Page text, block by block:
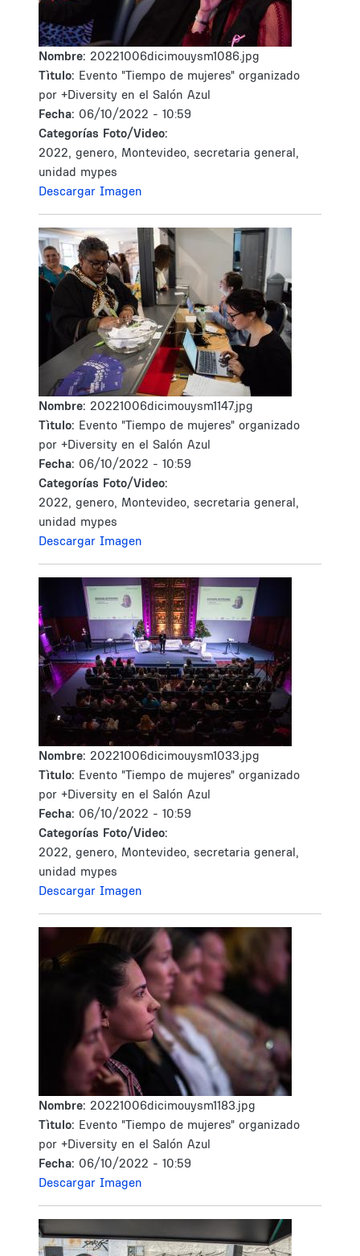
Nombre: 20221006dicimouysm1086.jpg
Tìtulo: Evento "Tiempo de mujeres" organizado
por +Diversity en el Salón Azul
Fecha: 06/10/2022 - 10:59
Categorías Foto/Video:
2022, genero, Montevideo, secretaria general,
unidad mypes
Descargar Imagen
Nombre: 20221006dicimouysm1147.jpg
Tìtulo: Evento "Tiempo de mujeres" organizado
por +Diversity en el Salón Azul
Fecha: 06/10/2022 - 10:59
Categorías Foto/Video:
2022, genero, Montevideo, secretaria general,
unidad mypes
Descargar Imagen
Nombre: 20221006dicimouysm1033.jpg
Tìtulo: Evento "Tiempo de mujeres" organizado
por +Diversity en el Salón Azul
Fecha: 06/10/2022 - 10:59
Categorías Foto/Video:
2022, genero, Montevideo, secretaria general,
unidad mypes
Descargar Imagen
Nombre: 20221006dicimouysm1183.jpg
Tìtulo: Evento "Tiempo de mujeres" organizado
por +Diversity en el Salón Azul
Fecha: 06/10/2022 - 10:59
Descargar Imagen